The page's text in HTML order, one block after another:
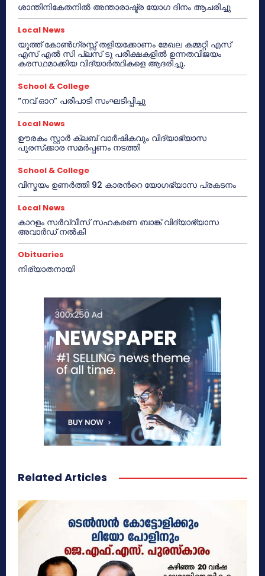
ശാന്തിനികേതനിൽ അന്താരാഷ്ട്ര യോഗ ദിനം ആചരിച്ചു
Local News
യൂത്ത് കോൺഗ്രസ്സ് തളിയക്കോണം മേഖല കമ്മറ്റി എസ്
എസ് എൽ സി പ്ലസ് ടു പരീക്ഷകളിൽ ഉന്നതവിജയം
കരസ്ഥമാക്കിയ വിദ്യാർത്ഥികളെ ആദരിച്ചു.
School & College
“നവ് ഓറ” പരിപാടി സംഘടിപ്പിച്ചു
Local News
ഊരകം സ്റ്റാർ ക്ലബ് വാർഷികവും വിദ്യാഭ്യാസ
പുരസ്‌ക്കാര സമർപ്പണം നടത്തി
School & College
വിസ്മയം ഉണർത്തി 92 കാരൻറെ യോഗഭ്യാസ പ്രകടനം
Local News
കാറളം സർവ്വീസ് സഹകരണ ബാങ്ക് വിദ്യാഭ്യാസ
അവാർഡ് നൽകി
Obituaries
നിര്യാതനായി
Related Articles